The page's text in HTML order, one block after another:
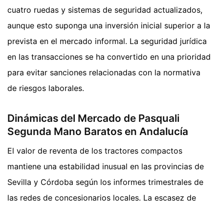
cuatro ruedas y sistemas de seguridad actualizados,
aunque esto suponga una inversión inicial superior a la
prevista en el mercado informal. La seguridad jurídica
en las transacciones se ha convertido en una prioridad
para evitar sanciones relacionadas con la normativa
de riesgos laborales.
Dinámicas del Mercado de Pasquali
Segunda Mano Baratos en Andalucía
El valor de reventa de los tractores compactos
mantiene una estabilidad inusual en las provincias de
Sevilla y Córdoba según los informes trimestrales de
las redes de concesionarios locales. La escasez de